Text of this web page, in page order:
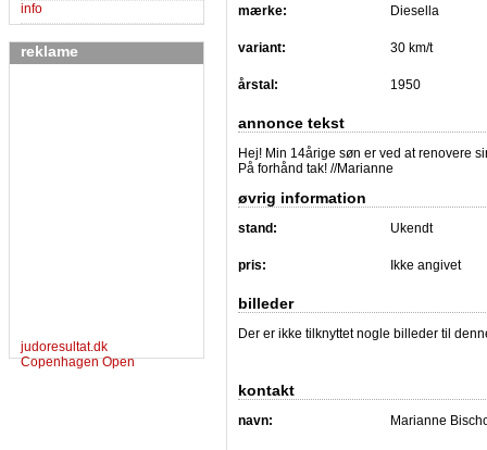
info
reklame
judoresultat.dk
Copenhagen Open
mærke: Diesella
variant: 30 km/t
årstal: 1950
annonce tekst
Hej! Min 14årige søn er ved at renovere
På forhånd tak! //Marianne
øvrig information
stand: Ukendt
pris: Ikke angivet
billeder
Der er ikke tilknyttet nogle billeder til
kontakt
navn: Marianne